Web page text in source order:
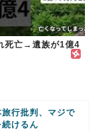
死亡→遺族が1億4
行批判、マジで
けるん